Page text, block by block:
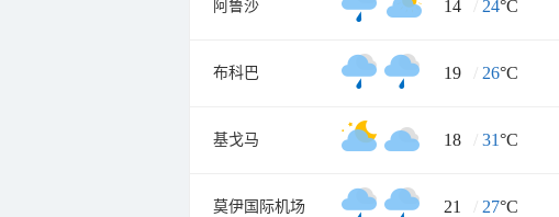
阿鲁沙 14 / 24°C
布科巴 19 / 26°C
基戈马 18 / 31°C
莫伊国际机场 21 / 27°C